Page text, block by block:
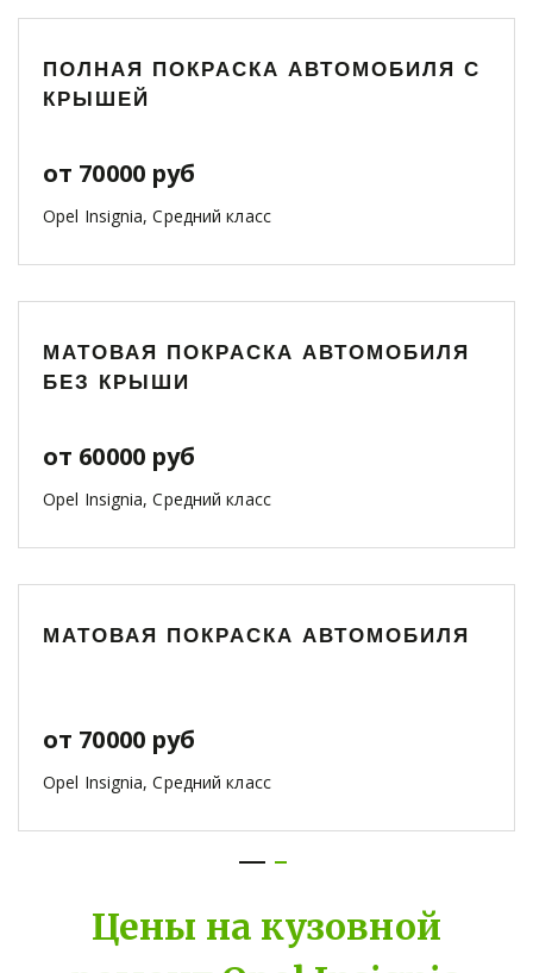
ПОЛНАЯ ПОКРАСКА АВТОМОБИЛЯ С
КРЫШЕЙ
от 70000 руб
Opel Insignia, Средний класс
МАТОВАЯ ПОКРАСКА АВТОМОБИЛЯ
БЕЗ КРЫШИ
от 60000 руб
Opel Insignia, Средний класс
МАТОВАЯ ПОКРАСКА АВТОМОБИЛЯ
от 70000 руб
Opel Insignia, Средний класс
Цены на кузовной